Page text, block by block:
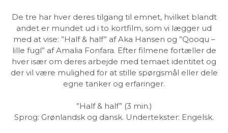
De tre har hver deres tilgang til emnet, hvilket blandt
andet er mundet ud i to kortfilm, som vi lægger ud
med at vise: ”Half & half” af Aka Hansen og ”Qooqu –
lille fugl” af Amalia Fonfara. Efter filmene fortæller de
hver især om deres arbejde med temaet identitet og
der vil være mulighed for at stille spørgsmål eller dele
egne tanker og erfaringer.
”Half & half” (3 min.)
Sprog: Grønlandsk og dansk. Undertekster: Engelsk.